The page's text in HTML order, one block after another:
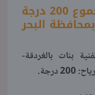
مدارس تقبل من مجموع 200 درجة
بعد الإعدادية 2021 بمحافظة البحر
بنات بالغردقة-